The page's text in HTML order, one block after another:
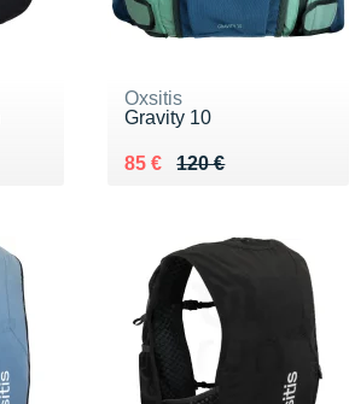
Oxsitis
Gravity 10
120 €
Au lieu de 120 €
85 €
Vendu 85 €